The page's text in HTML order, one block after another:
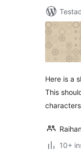
Here is a
This
10+